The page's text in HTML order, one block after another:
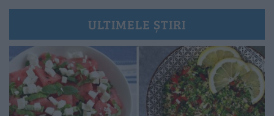
ULTIMELE ȘTIRI